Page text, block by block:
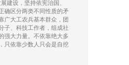
建设，坚持依宪治国、
确区分两类不同性质的矛
广大工农兵基本群众，团
子、科技工作者，组成社
强大力量。不依靠绝大多
只依靠少数人只会是自挖